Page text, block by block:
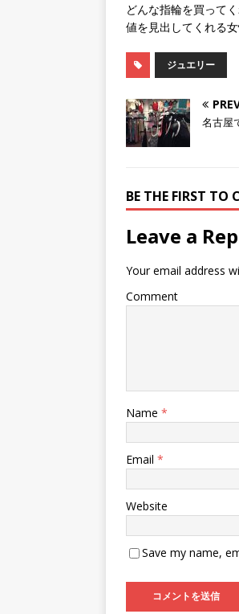
どんな指輪を買って
値を見出してくれる女
ジュエリー
名古屋
BE THE FIRST TO
Leave a
Your email address
Comment
Name *
Email *
Website
Save my name,